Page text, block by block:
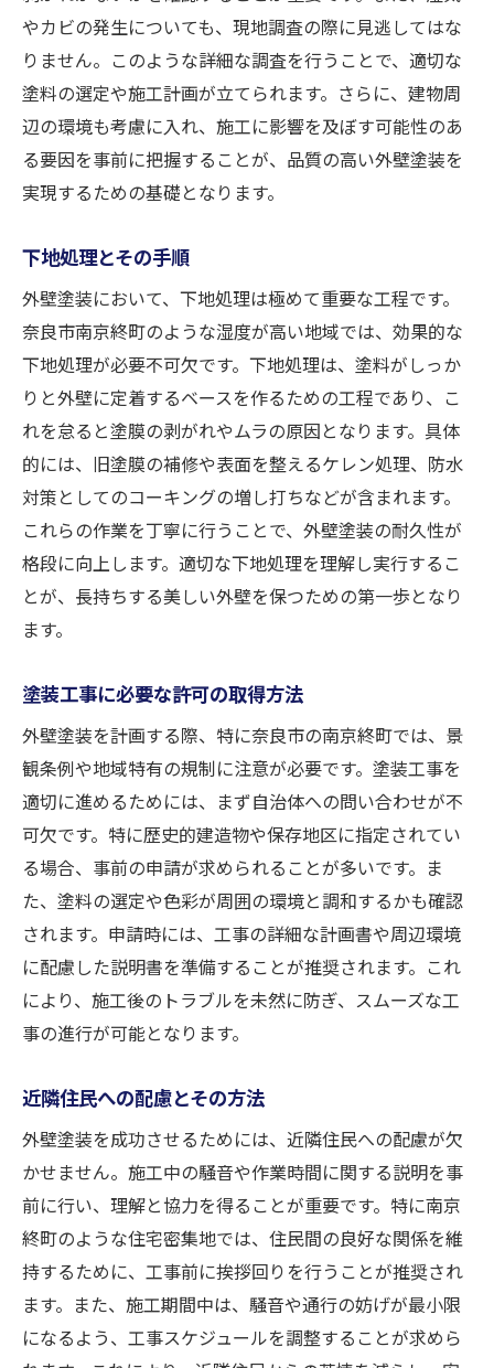
やカビの発生についても、現地調査の際に見逃してはな
りません。このような詳細な調査を行うことで、適切な
塗料の選定や施工計画が立てられます。さらに、建物周
辺の環境も考慮に入れ、施工に影響を及ぼす可能性のあ
る要因を事前に把握することが、品質の高い外壁塗装を
実現するための基礎となります。
下地処理とその手順
外壁塗装において、下地処理は極めて重要な工程です。
奈良市南京終町のような湿度が高い地域では、効果的な
下地処理が必要不可欠です。下地処理は、塗料がしっか
りと外壁に定着するベースを作るための工程であり、こ
れを怠ると塗膜の剥がれやムラの原因となります。具体
的には、旧塗膜の補修や表面を整えるケレン処理、防水
対策としてのコーキングの増し打ちなどが含まれます。
これらの作業を丁寧に行うことで、外壁塗装の耐久性が
格段に向上します。適切な下地処理を理解し実行するこ
とが、長持ちする美しい外壁を保つための第一歩となり
ます。
塗装工事に必要な許可の取得方法
外壁塗装を計画する際、特に奈良市の南京終町では、景
観条例や地域特有の規制に注意が必要です。塗装工事を
適切に進めるためには、まず自治体への問い合わせが不
可欠です。特に歴史的建造物や保存地区に指定されてい
る場合、事前の申請が求められることが多いです。ま
た、塗料の選定や色彩が周囲の環境と調和するかも確認
されます。申請時には、工事の詳細な計画書や周辺環境
に配慮した説明書を準備することが推奨されます。これ
により、施工後のトラブルを未然に防ぎ、スムーズな工
事の進行が可能となります。
近隣住民への配慮とその方法
外壁塗装を成功させるためには、近隣住民への配慮が欠
かせません。施工中の騒音や作業時間に関する説明を事
前に行い、理解と協力を得ることが重要です。特に南京
終町のような住宅密集地では、住民間の良好な関係を維
持するために、工事前に挨拶回りを行うことが推奨され
ます。また、施工期間中は、騒音や通行の妨げが最小限
になるよう、工事スケジュールを調整することが求めら